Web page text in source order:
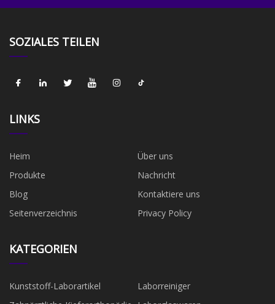
SOZIALES TEILEN
LINKS
Heim
Über uns
Produkte
Nachricht
Blog
Kontaktiere uns
Seitenverzeichnis
Privacy Policy
KATEGORIEN
Kunststoff-Laborartikel
Laborreiniger